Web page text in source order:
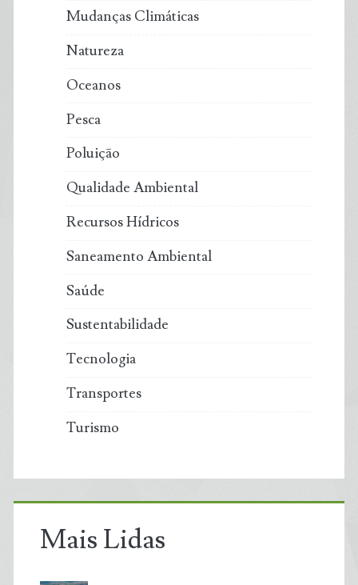
Mudanças Climáticas
Natureza
Oceanos
Pesca
Poluição
Qualidade Ambiental
Recursos Hídricos
Saneamento Ambiental
Saúde
Sustentabilidade
Tecnologia
Transportes
Turismo
Mais Lidas